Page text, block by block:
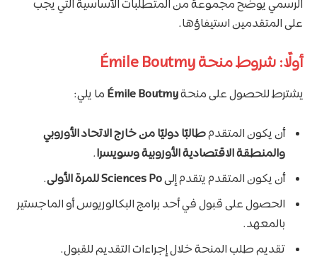
الرسمي يوضح مجموعة من المتطلبات الأساسية التي يجب
على المتقدمين استيفاؤها.
أولًا: شروط منحة Émile Boutmy
يشترط للحصول على منحةÉmile Boutmy ما يلي:
أن يكون المتقدمطالبًا دوليًا من خارج الاتحاد الأوروبي
والمنطقة الاقتصادية الأوروبية وسويسرا.
أن يكون المتقدم يتقدم إلىSciences Po للمرة الأولى
.
الحصول على قبول في أحد برامج البكالوريوس أو الماجستير
بالمعهد.
تقديم طلب المنحة خلال إجراءات التقديم للقبول.